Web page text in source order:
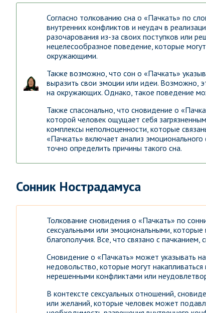
Согласно толкованию сна о «Пачкать» по
внутренних конфликтов и неудач в
разочарования из-за своих поступков или
нецелесообразное поведение, которые
окружающими.
Также возможно, что сон о «Пачкать»
выразить свои эмоции или идеи. Возможно,
на окружающих. Однако, такое поведение
Также спасонально, что сновидение о
которой человек ощущает себя
комплексы неполноценности, которые
«Пачкать» включает анализ
точно определить причины такого сна.
Сонник Нострадамуса
Толкование сновидения о «Пачкать» по
сексуальными или эмоциональными, которые
благополучия. Все, что связано с
Сновидение о «Пачкать» может указывать
недовольство, которые могут
нерешенными конфликтами или
В контексте сексуальных отношений,
или желаний, которые человек может